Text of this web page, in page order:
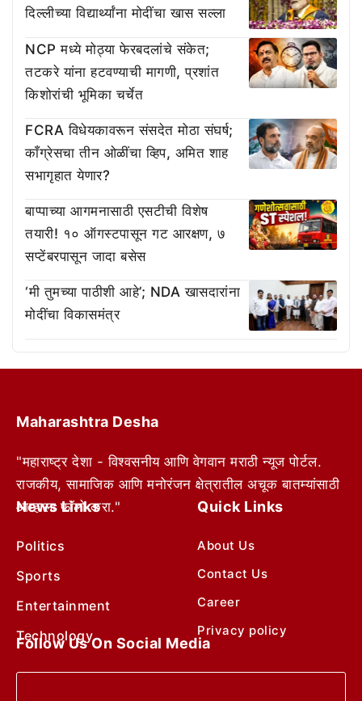
दिल्लीच्या विद्यार्थ्यांना मोदींचा खास सल्ला
NCP मध्ये मोठ्या फेरबदलांचे संकेत;
तटकरे यांना हटवण्याची मागणी, प्रशांत
किशोरांची भूमिका चर्चेत
FCRA विधेयकावरून संसदेत मोठा संघर्ष;
काँग्रेसचा तीन ओळींचा व्हिप, अमित शाह
सभागृहात येणार?
बाप्पाच्या आगमनासाठी एसटीची विशेष
तयारी! १० ऑगस्टपासून गट आरक्षण, ७
सप्टेंबरपासून जादा बसेस
‘मी तुमच्या पाठीशी आहे’; NDA खासदारांना
मोदींचा विकासमंत्र
Maharashtra Desha
"महाराष्ट्र देशा - विश्वसनीय आणि वेगवान मराठी न्यूज पोर्टल.
राजकीय, सामाजिक आणि मनोरंजन क्षेत्रातील अचूक बातम्यांसाठी
आम्हाला फॉलो करा."
News Links
Politics
Sports
Entertainment
Technology
Quick Links
About Us
Contact Us
Career
Privacy policy
Follow Us On Social Media